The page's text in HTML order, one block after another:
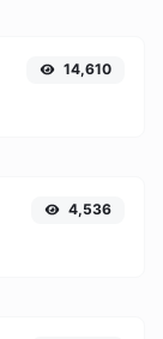
14,610
4,536